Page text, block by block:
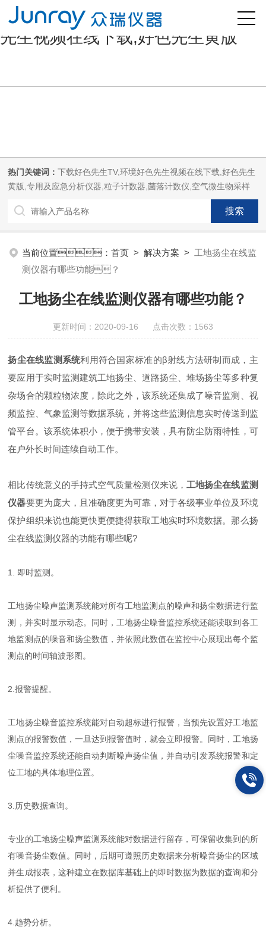
好色先生污版,下载好色先生TV,好色
先生视频在线下载,好色先生黄版
热门关键词：下载好色先生TV,环境好色先生视频在线下载,好色先生
黄版,专用及应急分析仪器,粒子计数器,菌落计数仪,空气微生物采样
当前位置：首页 >解决方案 > 工地扬尘在线监
测仪器有哪些功能？
工地扬尘在线监测仪器有哪些功能？
更新时间：2020-09-16 点击次数：1563
扬尘在线监测系统利用符合国家标准的β射线方法研制而成，主
要应用于实时监测建筑工地扬尘、道路扬尘、堆场扬尘等多种复
杂场合的颗粒物浓度，除此之外，该系统还集成了噪音监测、视
频监控、气象监测等数据系统，并将这些监测信息实时传送到监
管平台。该系统体积小，便于携带安装，具有防尘防雨特性，可
在户外长时间连续自动工作。
相比传统意义的手持式空气质量检测仪来说，工地扬尘在线监测
仪器要更为庞大，且准确度更为可靠，对于各级事业单位及环境
保护组织来说也能更快更便捷得获取工地实时环境数据。那么扬
尘在线监测仪器的功能有哪些呢?
1. 即时监测。
工地扬尘噪声监测系统能对所有工地监测点的噪声和扬尘数据进行监
测，并实时显示动态。同时，工地扬尘噪音监控系统还能读取到各工
地监测点的噪音和扬尘数值，并依照此数值在监控中心展现出每个监
测点的时间轴波形图。
2.报警提醒。
工地扬尘噪音监控系统能对自动超标进行报警，当预先设置好工地监
测点的报警数值，一旦达到报警值时，就会立即报警。同时，工地扬
尘噪音监控系统还能自动判断噪声扬尘值，并自动引发系统报警和定
位工地的具体地理位置。
3.历史数据查询。
专业的工地扬尘噪声监测系统能对数据进行留存，可保留收集到的所
有噪音扬尘数值。同时，后期可遵照历史数据来分析噪音扬尘的区域
并生成报表，这种建立在数据库基础上的即时数据为数据的查询和分
析提供了便利。
4.趋势分析。